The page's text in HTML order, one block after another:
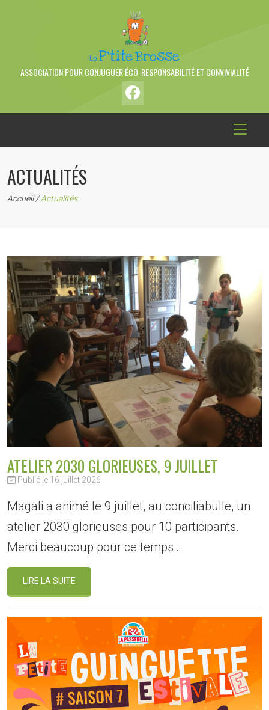
ASSOCIATION POUR CONJUGUER ÉCO-RESPONSABILITÉ ET CONVIVIALITÉ
ACTUALITÉS
Accueil/Actualités
ATELIER 2030 GLORIEUSES, 9 JUILLET
Publié le 16 juillet 2026
Magali a animé le 9 juillet, au conciliabulle, un
atelier 2030 glorieuses pour 10 participants.
Merci beaucoup pour ce temps…
LIRE LA SUITE